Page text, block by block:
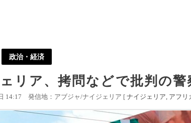
政治・経済
リア、拷問などで批判の警
14:17 発信地：アブジャ/ナイジェリア [ ナイジェリア アフリ